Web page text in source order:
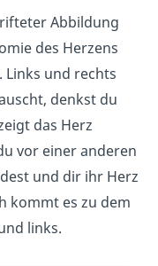
Abbildung
des Herzens
Links und rechts
denkst du
das Herz
vor einer anderen
und dir ihr Herz
kommt es zu dem
links.